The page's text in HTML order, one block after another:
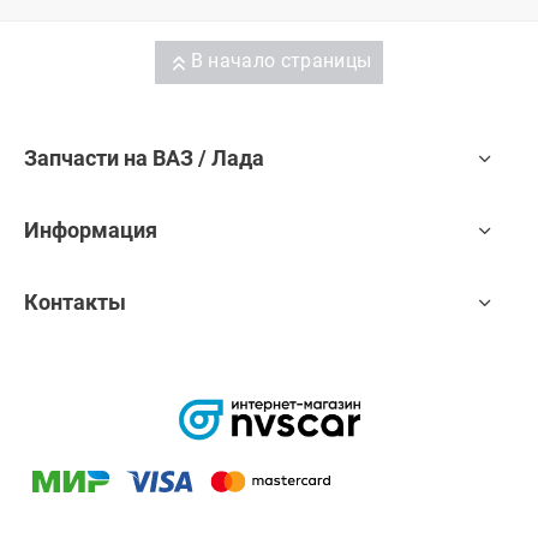
В начало страницы
Запчасти на ВАЗ / Лада
Информация
Контакты